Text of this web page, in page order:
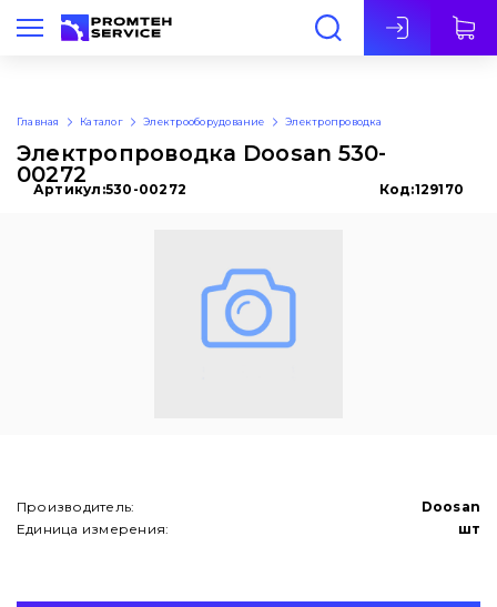
Рус
Главная Каталог Электрооборудование Электропроводка
Электропроводка Doosan 530-
00272
Артикул:530-00272 Код:129170
Производитель:
Doosan
Единица измерения:
шт